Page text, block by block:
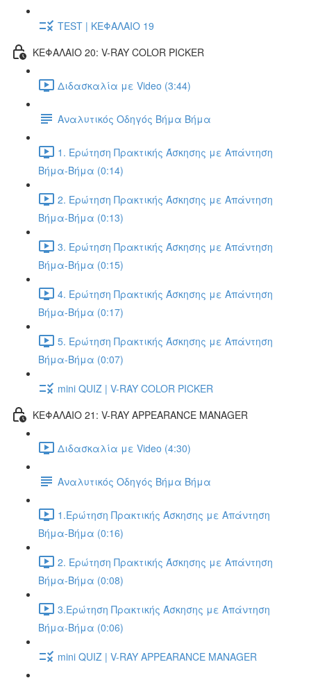
TEST | ΚΕΦΑΛΑΙΟ 19
ΚΕΦΑΛΑΙΟ 20: V-RAY COLOR PICKER
Διδασκαλία με Video (3:44)
Αναλυτικός Οδηγός Βήμα Βήμα
1. Ερώτηση Πρακτικής Άσκησης με Απάντηση
Βήμα-Βήμα (0:14)
2. Ερώτηση Πρακτικής Άσκησης με Απάντηση
Βήμα-Βήμα (0:13)
3. Ερώτηση Πρακτικής Άσκησης με Απάντηση
Βήμα-Βήμα (0:15)
4. Ερώτηση Πρακτικής Άσκησης με Απάντηση
Βήμα-Βήμα (0:17)
5. Ερώτηση Πρακτικής Άσκησης με Απάντηση
Βήμα-Βήμα (0:07)
mini QUIZ | V-RAY COLOR PICKER
ΚΕΦΑΛΑΙΟ 21: V-RAY APPEARANCE MANAGER
Διδασκαλία με Video (4:30)
Αναλυτικός Οδηγός Βήμα Βήμα
1.Ερώτηση Πρακτικής Άσκησης με Απάντηση
Βήμα-Βήμα (0:16)
2. Ερώτηση Πρακτικής Άσκησης με Απάντηση
Βήμα-Βήμα (0:08)
3.Ερώτηση Πρακτικής Άσκησης με Απάντηση
Βήμα-Βήμα (0:06)
mini QUIZ | V-RAY APPEARANCE MANAGER